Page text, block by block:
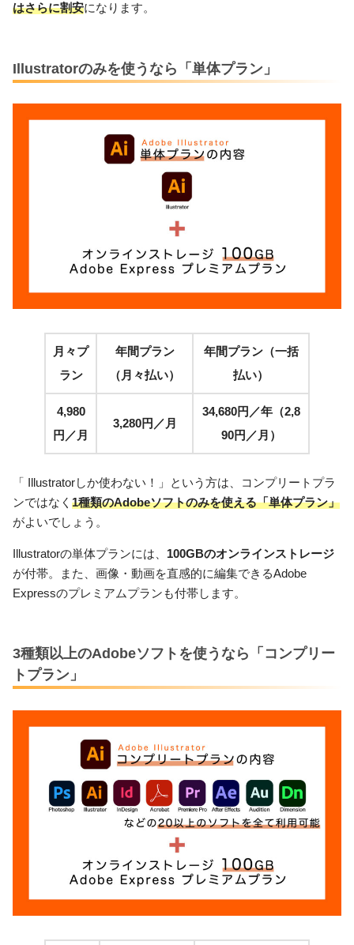
はさらに割安になります。
Illustratorのみを使うなら「単体プラン」
月々プ
ラン
年間プラン
（月々払い）
年間プラン（一括
払い）
4,980
円／月
3,280円／月
34,680円／年（2,8
90円／月）
「 Illustratorしか使わない！」という方は、コンプリートプラ
ンではなく 1種類のAdobeソフトのみを使える「単体プラン」
がよいでしょう。
Illustratorの単体プランには、 100GBのオンラインストレージ
が付帯。また、画像・動画を直感的に編集できるAdobe
Expressのプレミアムプランも付帯します。
3種類以上のAdobeソフトを使うなら「コンプリー
トプラン」